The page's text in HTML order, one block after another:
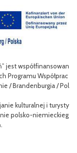
jest wzbogace
dostępu do
jak i dla turystó
zwykłym użytkowniko
do zwiedzenia, jak i z
w rozwój